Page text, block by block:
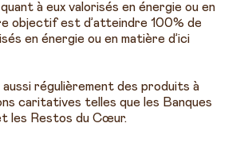
à eux valorisés en énergie ou en
objectif est d’atteindre 100% de
en énergie ou en matière d’ici
aussi régulièrement des produits à
caritatives telles que les Banques
les Restos du Cœur.